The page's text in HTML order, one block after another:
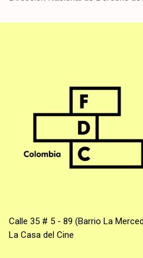
Calle 35 # 5 - 89 (Barrio La
La Casa del Cine